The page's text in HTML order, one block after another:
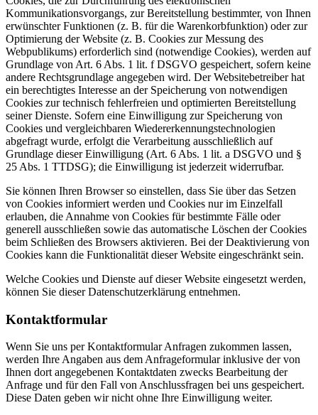
Kommunikationsvorgangs, zur Bereitstellung bestimmter, von Ihnen
erwünschter Funktionen (z. B. für die Warenkorbfunktion) oder zur
Optimierung der Website (z. B. Cookies zur Messung des
Webpublikums) erforderlich sind (notwendige Cookies), werden auf
Grundlage von Art. 6 Abs. 1 lit. f DSGVO gespeichert, sofern keine
andere Rechtsgrundlage angegeben wird. Der Websitebetreiber hat
ein berechtigtes Interesse an der Speicherung von notwendigen
Cookies zur technisch fehlerfreien und optimierten Bereitstellung
seiner Dienste. Sofern eine Einwilligung zur Speicherung von
Cookies und vergleichbaren Wiedererkennungstechnologien
abgefragt wurde, erfolgt die Verarbeitung ausschließlich auf
Grundlage dieser Einwilligung (Art. 6 Abs. 1 lit. a DSGVO und §
25 Abs. 1 TTDSG); die Einwilligung ist jederzeit widerrufbar.
Sie können Ihren Browser so einstellen, dass Sie über das Setzen
von Cookies informiert werden und Cookies nur im Einzelfall
erlauben, die Annahme von Cookies für bestimmte Fälle oder
generell ausschließen sowie das automatische Löschen der Cookies
beim Schließen des Browsers aktivieren. Bei der Deaktivierung von
Cookies kann die Funktionalität dieser Website eingeschränkt sein.
Welche Cookies und Dienste auf dieser Website eingesetzt werden,
können Sie dieser Datenschutzerklärung entnehmen.
Kontaktformular
Wenn Sie uns per Kontaktformular Anfragen zukommen lassen,
werden Ihre Angaben aus dem Anfrageformular inklusive der von
Ihnen dort angegebenen Kontaktdaten zwecks Bearbeitung der
Anfrage und für den Fall von Anschlussfragen bei uns gespeichert.
Diese Daten geben wir nicht ohne Ihre Einwilligung weiter.